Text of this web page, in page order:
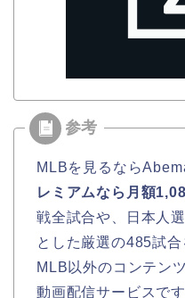
MLBを見るなら
レミアムなら月額
戦全試合や、日本人
とした厳選の485試合
MLB以外のコンテン
動画配信サービスです